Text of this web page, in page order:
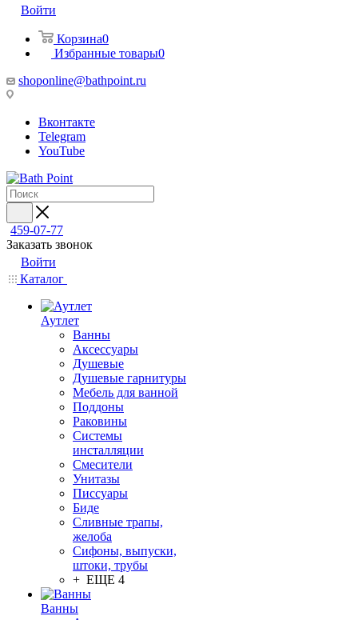
Войти
Корзина0
Избранные товары0
shoponline@bathpoint.ru
Вконтакте
Telegram
YouTube
459-07-77
Заказать звонок
Войти
Каталог
Аутлет
Ванны
Аксессуары
Душевые
Душевые гарнитуры
Мебель для ванной
Поддоны
Раковины
Системы
инсталляции
Смесители
Унитазы
Писсуары
Биде
Сливные трапы,
желоба
Сифоны, выпуски,
штоки, трубы
+ ЕЩЕ 4
Ванны